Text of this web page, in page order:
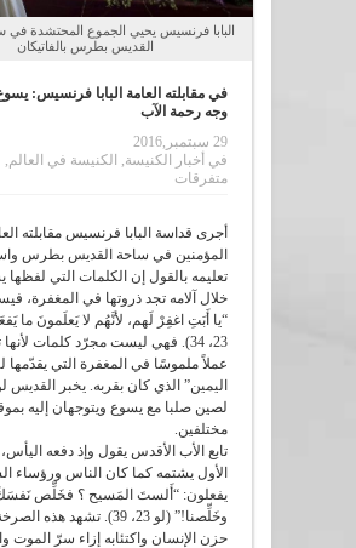
البابا فرنسيس يحيي الجموع المحتشدة في
القديس بطرس بالفاتيكان
في مقابلته العامة البابا فرنسيس:
وجه رحمة الآب
29 سبتمبر,2016
في أخبار الكنيسة الكنيسة في العالم
متفرقات
أجرى قداسة البابا فرنسيس مقابلته
المؤمنين في ساحة القديس بطرس
تعليمه بالقول إن الكلمات التي لفظها
خلال آلامه تجد ذروتها في المغفرة،
“يا أَبَتِ اغفِرْ لَهم، لأنَّهُم لا يَعلَمونَ ما
23، 34). فهي ليست مجرّد كلمات
عملاً ملموسًا في المغفرة التي يقدّمها
اليمين” الذي كان بقربه. يخبر القديس
لصين صلبا مع يسوع ويتوجهان إليه
مختلفين.
تابع الأب الأقدس يقول وإذ دفعه
الأول يشتمه كما كان الناس ورؤساء
يفعلون: “أَلستَ المَسيح ؟ فخَلِّص
وخَلِّصنا!” (لو 23، 39). تشهد هذه
حزن الإنسان واكتئابه إزاء سرّ الموت